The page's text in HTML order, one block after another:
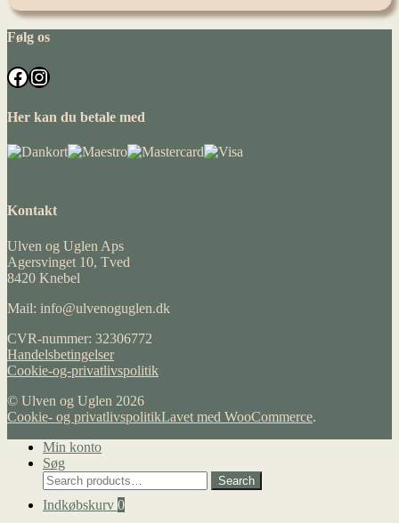
Følg os
Facebook
Instagram
Her kan du betale med
Kontakt
Ulven og Uglen Aps
Agersvinget 10, Tved
8420 Knebel
Mail: info@ulvenoguglen.dk
CVR-nummer: 32306772
Handelsbetingelser
Cookie-og-privatlivspolitik
© Ulven og Uglen 2026
Cookie- og privatlivspolitikLavet med WooCommerce.
Min konto
Søg
Search
for:
Search
Indkøbskurv 0